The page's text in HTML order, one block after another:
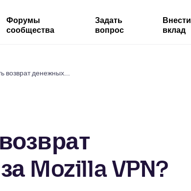
Форумы
сообщества
Задать
вопрос
Внести
вклад
возврат денежных...
Mozilla VPN?